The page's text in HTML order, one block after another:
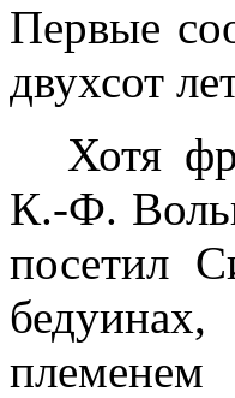
Первые
двухсот
Хотя
К.-Ф.
посетил
племенем